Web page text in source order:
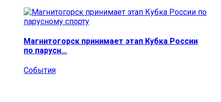
Магнитогорск принимает этап Кубка России
по парусн…
События